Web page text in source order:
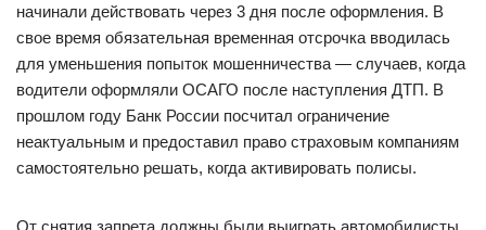
начинали действовать через 3 дня после оформления. В
свое время обязательная временная отсрочка вводилась
для уменьшения попыток мошенничества — случаев, когда
водители оформляли ОСАГО после наступления ДТП. В
прошлом году Банк России посчитал ограничение
неактуальным и предоставил право страховым компаниям
самостоятельно решать, когда активировать полисы.
От снятия запрета должны были выиграть автомобилисты,